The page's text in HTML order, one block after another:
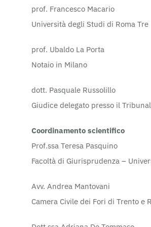
prof. Francesco Macario
Università degli Studi di Roma Tre
prof. Ubaldo La Porta
Notaio in Milano
dott. Pasquale Russolillo
Giudice delegato presso il
Coordinamento scientifico
Prof.ssa Teresa Pasquino
Facoltà di Giurisprudenza –
Avv. Andrea Mantovani
Camera Civile dei Fori di Trento e